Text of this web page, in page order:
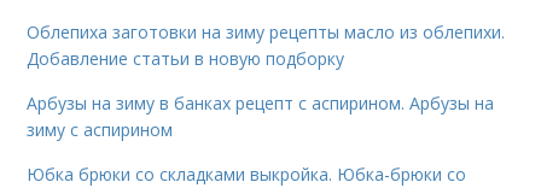
Облепиха заготовки на зиму рецепты масло из облепихи.
Добавление статьи в новую подборку
Арбузы на зиму в банках рецепт с аспирином. Арбузы на
зиму с аспирином
Юбка брюки со складками выкройка. Юбка-брюки со